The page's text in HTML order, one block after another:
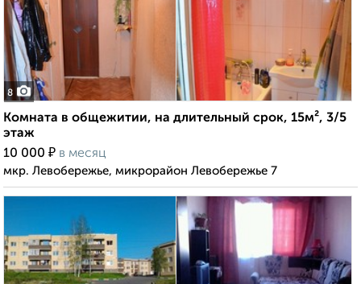
8
Комната в общежитии, на длительный срок, 15м², 3/5
этаж
10 000 ₽ в месяц
мкр. Левобережье, микрорайон Левобережье 7